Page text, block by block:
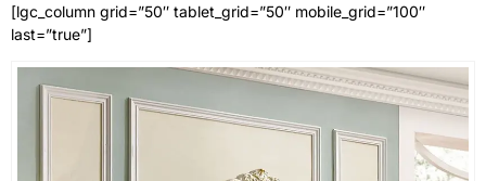
[lgc_column grid=”50″ tablet_grid=”50″ mobile_grid=”100″
last=”true”]